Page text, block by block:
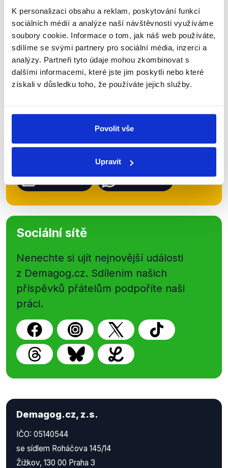
K personalizaci obsahu a reklam, poskytování funkcí
sociálních médií a analýze naší návštěvnosti využíváme
soubory cookie. Informace o tom, jak náš web používáte,
sdílíme se svými partnery pro sociální média, inzerci a
analýzy. Partneři tyto údaje mohou zkombinovat s
dalšími informacemi, které jste jim poskytli nebo které
získali v důsledku toho, že používáte jejich služby.
Povolit vše
Upravit
Zůstaňme v kontaktu
Přihlaste se k odběru našeho
newsletteru nebowhatsappového
kanálu, kde pravidelně přinášíme
shrnutí nejzajímavějších článků a analýz.
nepravdy se zrovna v Česku šíří.
Sociální sítě
Nenechte si ujít nejnovější události
z Demagog.cz. Sdílením našich
příspěvků přátelům podpoříte naši
práci.
Demagog.cz, z.s.
IČO: 05140544
se sídlem Roháčova 145/14
Žižkov, 130 00 Praha 3